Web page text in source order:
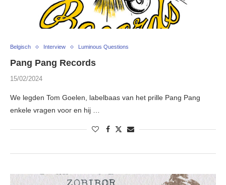
Belgisch Interview Luminous Questions
Pang Pang Records
15/02/2024
We legden Tom Goelen, labelbaas van het prille Pang Pang
enkele vragen voor en hij …